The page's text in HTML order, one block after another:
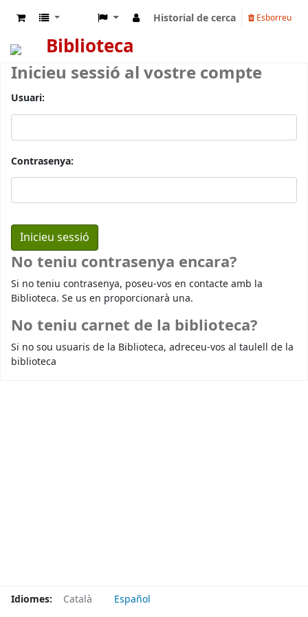
Historial de cerca Esborreu
Biblioteca
Inicieu sessió al vostre compte
Usuari:
Contrasenya:
No teniu contrasenya encara?
Si no teniu contrasenya, poseu-vos en contacte amb la
Biblioteca. Se us en proporcionarà una.
No teniu carnet de la biblioteca?
Si no sou usuaris de la Biblioteca, adreceu-vos al taulell de la
biblioteca
Idiomes: Català Español